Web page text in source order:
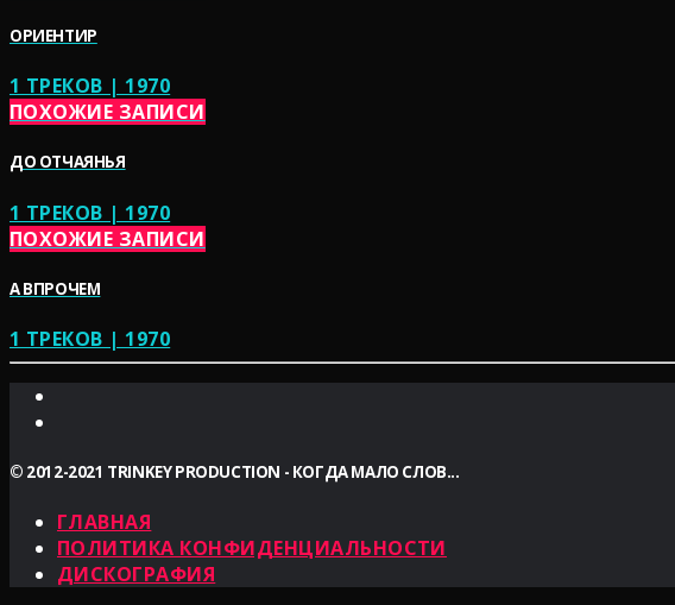
ОРИЕНТИР
1 ТРЕКОВ | 1970
ПОХОЖИЕ ЗАПИСИ
ДО ОТЧАЯНЬЯ
1 ТРЕКОВ | 1970
ПОХОЖИЕ ЗАПИСИ
А ВПРОЧЕМ
1 ТРЕКОВ | 1970
© 2012-2021 TRINKEY PRODUCTION - КОГДА МАЛО СЛОВ...
ГЛАВНАЯ
ПОЛИТИКА КОНФИДЕНЦИАЛЬНОСТИ
ДИСКОГРАФИЯ